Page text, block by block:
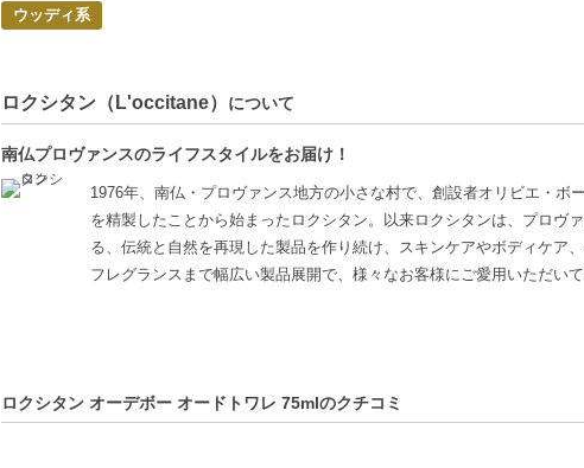
◇この商品はラッピングができません。
【勇気と強さの象徴】-南フランスの騎士にインスパイアされた香りで、強い男性ら
【持続性のある香り】-1日中香りが続くため、特別な瞬間を演出します。自信を持
【こんな方へおすすめ】
自分を表現したい強い男性の方
特別な日や日常で印象に残りたい方
ウッディ系
ロクシタン（L'occitane） について
南仏プロヴァンスのライフスタイルをお届け！
1976年、南仏・プロヴァンス地方の小さな村で、創設者オリビエ・ボ
を精製したことから始まったロクシタン。以来ロクシタンは、プロヴ
る、伝統と自然を再現した製品を作り続け、スキンケアやボディケア
フレグランスまで幅広い製品展開で、様々なお客様にご愛用いただいて
ロクシタン オーデボー オードトワレ 75mlのクチコミ